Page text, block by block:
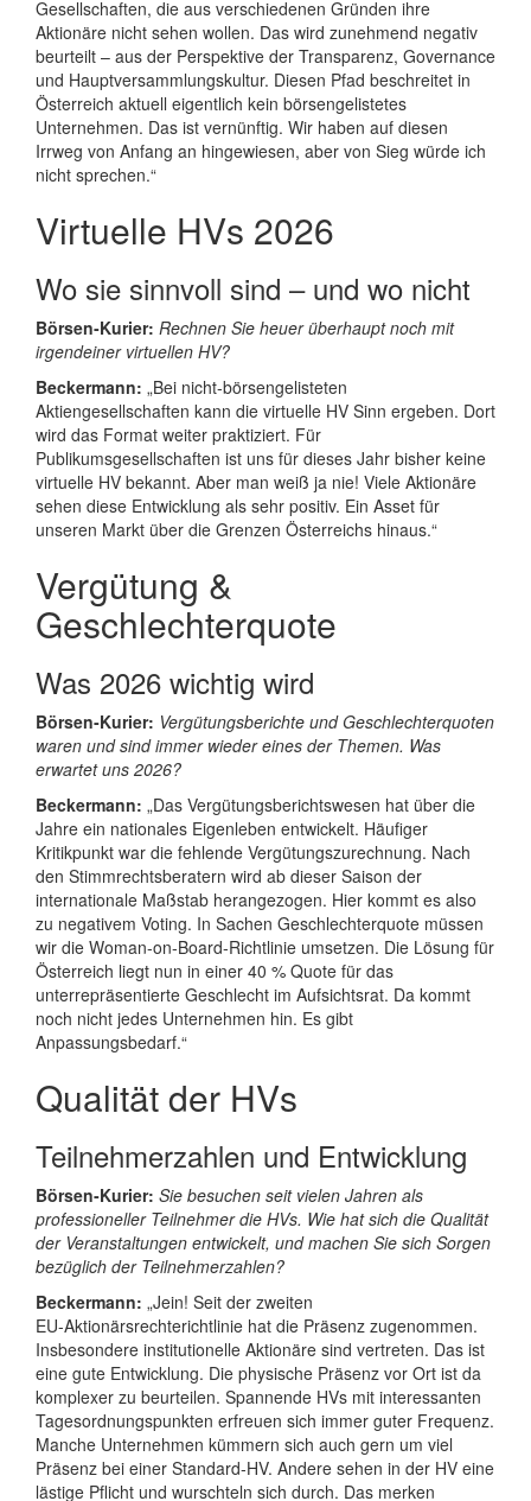
Gesellschaften, die aus verschiedenen Gründen ihre
Aktionäre nicht sehen wollen. Das wird zunehmend negativ
beurteilt – aus der Perspektive der Transparenz, Governance
und Hauptversammlungskultur. Diesen Pfad beschreitet in
Österreich aktuell eigentlich kein börsengelistetes
Unternehmen. Das ist vernünftig. Wir haben auf diesen
Irrweg von Anfang an hingewiesen, aber von Sieg würde ich
nicht sprechen.“
Virtuelle HVs 2026
Wo sie sinnvoll sind – und wo nicht
Börsen‑Kurier: Rechnen Sie heuer überhaupt noch mit
irgendeiner virtuellen HV?
Beckermann: „Bei nicht‑börsengelisteten
Aktiengesellschaften kann die virtuelle HV Sinn ergeben. Dort
wird das Format weiter praktiziert. Für
Publikumsgesellschaften ist uns für dieses Jahr bisher keine
virtuelle HV bekannt. Aber man weiß ja nie! Viele Aktionäre
sehen diese Entwicklung als sehr positiv. Ein Asset für
unseren Markt über die Grenzen Österreichs hinaus.“
Vergütung &
Geschlechterquote
Was 2026 wichtig wird
Börsen‑Kurier: Vergütungsberichte und Geschlechterquoten
waren und sind immer wieder eines der Themen. Was
erwartet uns 2026?
Beckermann: „Das Vergütungsberichtswesen hat über die
Jahre ein nationales Eigenleben entwickelt. Häufiger
Kritikpunkt war die fehlende Vergütungszurechnung. Nach
den Stimmrechtsberatern wird ab dieser Saison der
internationale Maßstab herangezogen. Hier kommt es also
zu negativem Voting. In Sachen Geschlechterquote müssen
wir die Woman‑on‑Board‑Richtlinie umsetzen. Die Lösung für
Österreich liegt nun in einer 40 % Quote für das
unterrepräsentierte Geschlecht im Aufsichtsrat. Da kommt
noch nicht jedes Unternehmen hin. Es gibt
Anpassungsbedarf.“
Qualität der HVs
Teilnehmerzahlen und Entwicklung
Börsen‑Kurier: Sie besuchen seit vielen Jahren als
professioneller Teilnehmer die HVs. Wie hat sich die Qualität
der Veranstaltungen entwickelt, und machen Sie sich Sorgen
bezüglich der Teilnehmerzahlen?
Beckermann: „Jein! Seit der zweiten
EU‑Aktionärsrechterichtlinie hat die Präsenz zugenommen.
Insbesondere institutionelle Aktionäre sind vertreten. Das ist
eine gute Entwicklung. Die physische Präsenz vor Ort ist da
komplexer zu beurteilen. Spannende HVs mit interessanten
Tagesordnungspunkten erfreuen sich immer guter Frequenz.
Manche Unternehmen kümmern sich auch gern um viel
Präsenz bei einer Standard‑HV. Andere sehen in der HV eine
lästige Pflicht und wurschteln sich durch. Das merken